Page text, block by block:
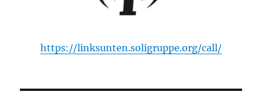
https://linksunten.soligruppe.org/call/